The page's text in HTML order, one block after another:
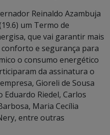
Reinaldo Azambuja
um Termo de
que vai garantir mais
e segurança para
o consumo energético
da assinatura o
Gioreli de Sousa
Eduardo Riedel, Carlos
Maria Cecília
entre outras